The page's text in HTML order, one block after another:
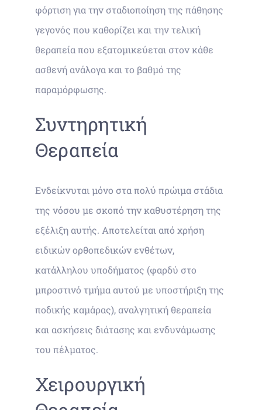
φόρτιση για την σταδιοποίηση της πάθησης
γεγονός που καθορίζει και την τελική
θεραπεία που εξατομικεύεται στον κάθε
ασθενή ανάλογα και το βαθμό της
παραμόρφωσης.
Συντηρητική
Θεραπεία
Ενδείκνυται μόνο στα πολύ πρώιμα στάδια
της νόσου με σκοπό την καθυστέρηση της
εξέλιξη αυτής. Αποτελείται από χρήση
ειδικών ορθοπεδικών ενθέτων,
κατάλληλου υποδήματος (φαρδύ στο
μπροστινό τμήμα αυτού με υποστήριξη της
ποδικής καμάρας), αναλγητική θεραπεία
και ασκήσεις διάτασης και ενδυνάμωσης
του πέλματος.
Χειρουργική